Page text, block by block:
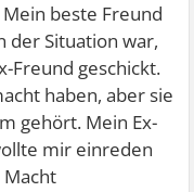
beste Freund
der Situation war,
Freund geschickt.
haben, aber sie
gehört. Mein Ex-
mir einreden